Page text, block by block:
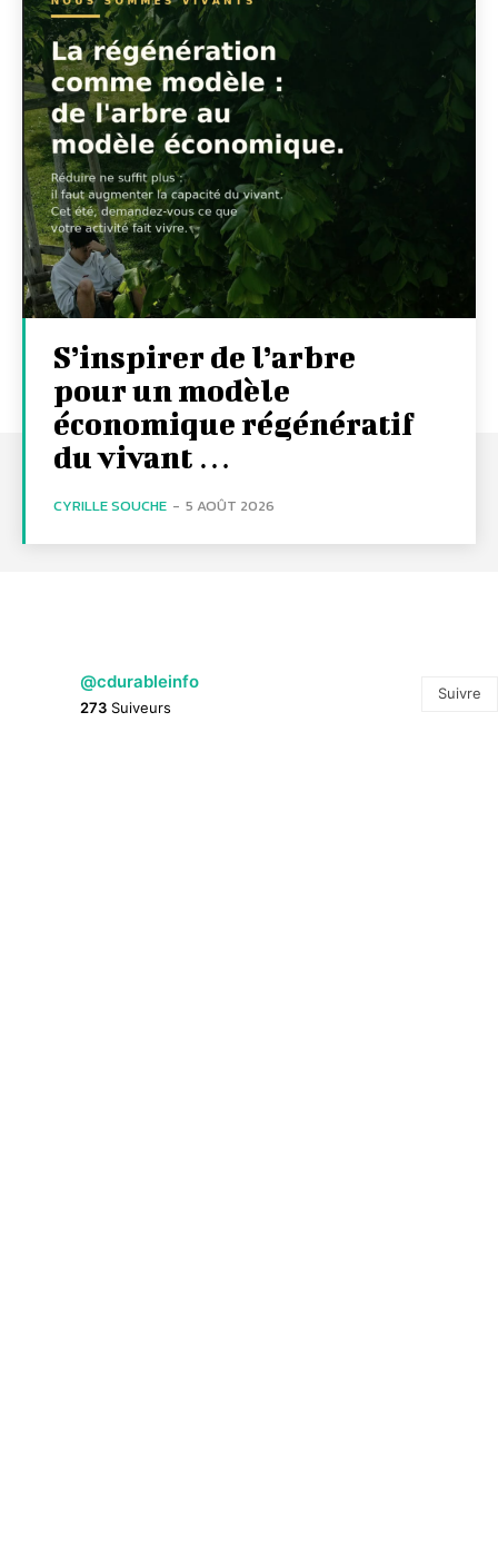
S’inspirer de l’arbre
pour un modèle
économique régénératif
du vivant …
CYRILLE SOUCHE - 5 AOÛT 2026
@cdurableinfo
273 Suiveurs
Suivre